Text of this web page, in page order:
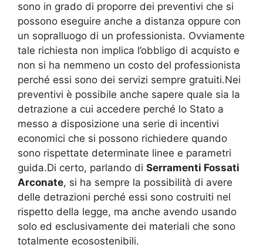
sono in grado di proporre dei preventivi che si
possono eseguire anche a distanza oppure con
un sopralluogo di un professionista. Ovviamente
tale richiesta non implica l’obbligo di acquisto e
non si ha nemmeno un costo del professionista
perché essi sono dei servizi sempre gratuiti.Nei
preventivi è possibile anche sapere quale sia la
detrazione a cui accedere perché lo Stato a
messo a disposizione una serie di incentivi
economici che si possono richiedere quando
sono rispettate determinate linee e parametri
guida.Di certo, parlando di Serramenti Fossati
Arconate, si ha sempre la possibilità di avere
delle detrazioni perché essi sono costruiti nel
rispetto della legge, ma anche avendo usando
solo ed esclusivamente dei materiali che sono
totalmente ecosostenibili.